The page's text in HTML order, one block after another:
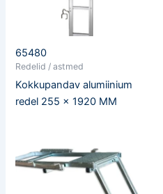
65480
Redelid / astmed
Kokkupandav alumiinium
redel 255 x 1920 MM